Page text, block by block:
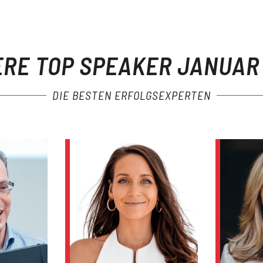
TOP SPEAKER
DIE BESTEN ERFOLGSEXPERTEN